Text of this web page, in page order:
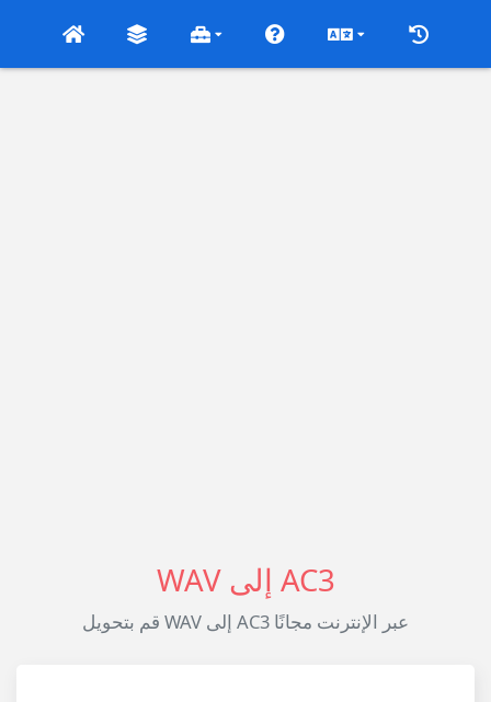
WAV إلى AC3
قم بتحويل WAV إلى AC3 عبر الإنترنت مجانًا